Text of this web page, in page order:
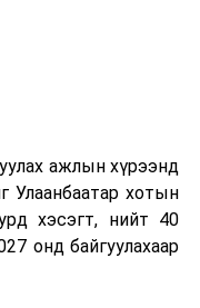
хангах зэрэг
тусгажээ.
асуулт-хариулт,
ажиллах дасгал,
ажлын хүрээнд
Улаанбаатар хотын
хэсэгт, нийт 40
онд байгуулахаар